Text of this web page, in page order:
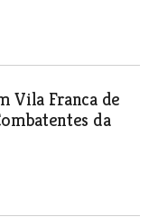
Vila Franca de
da